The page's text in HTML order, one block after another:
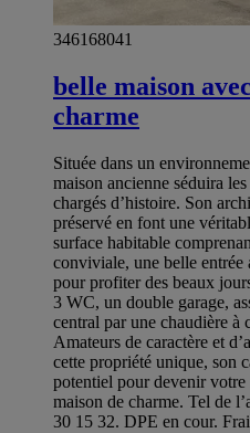
346168041
belle maison
charme
Située dans un
maison ancienne séduira
chargés d’histoire. Son
préservé en font une
surface habitable
conviviale, une belle entrée
pour profiter des beaux
3 WC, un double garage,
central par une chaudière à
Amateurs de caractère et
cette propriété unique, son
potentiel pour devenir
maison de charme. Tel de
30 15 32. DPE en cour.